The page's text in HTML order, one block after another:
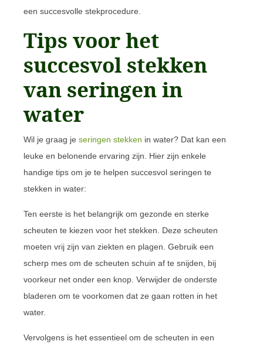
een succesvolle stekprocedure.
Tips voor het
succesvol stekken
van seringen in
water
Wil je graag je seringen stekken in water? Dat kan een
leuke en belonende ervaring zijn. Hier zijn enkele
handige tips om je te helpen succesvol seringen te
stekken in water:
Ten eerste is het belangrijk om gezonde en sterke
scheuten te kiezen voor het stekken. Deze scheuten
moeten vrij zijn van ziekten en plagen. Gebruik een
scherp mes om de scheuten schuin af te snijden, bij
voorkeur net onder een knop. Verwijder de onderste
bladeren om te voorkomen dat ze gaan rotten in het
water.
Vervolgens is het essentieel om de scheuten in een